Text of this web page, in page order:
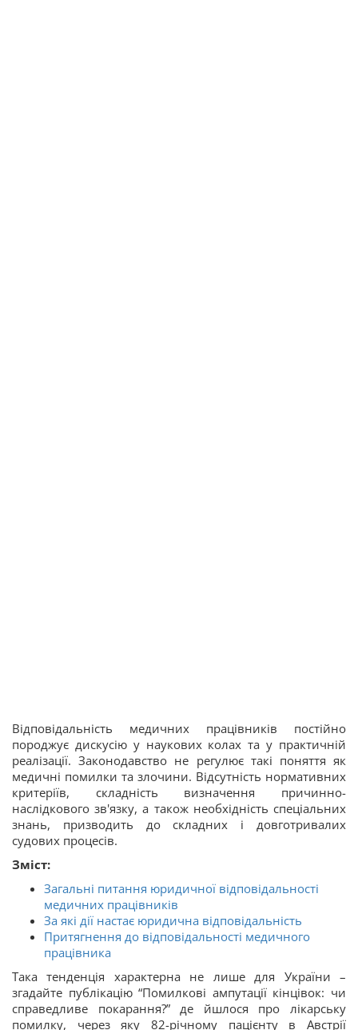
Відповідальність медичних працівників постійно
породжує дискусію у наукових колах та у практичній
реалізації. Законодавство не регулює такі поняття як
медичні помилки та злочини. Відсутність нормативних
критеріїв, складність визначення причинно-
наслідкового зв'язку, а також необхідність спеціальних
знань, призводить до складних і довготривалих
судових процесів.
Зміст:
Загальні питання юридичної відповідальності
медичних працівників
За які дії настає юридична відповідальність
Притягнення до відповідальності медичного
працівника
Така тенденція характерна не лише для України –
згадайте публікацію “Помилкові ампутації кінцівок: чи
справедливе покарання?” де йшлося про лікарську
помилку, через яку 82-річному пацієнту в Австрії